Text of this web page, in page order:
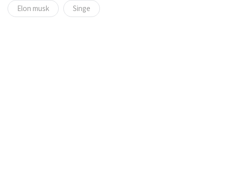
Elon musk Singe